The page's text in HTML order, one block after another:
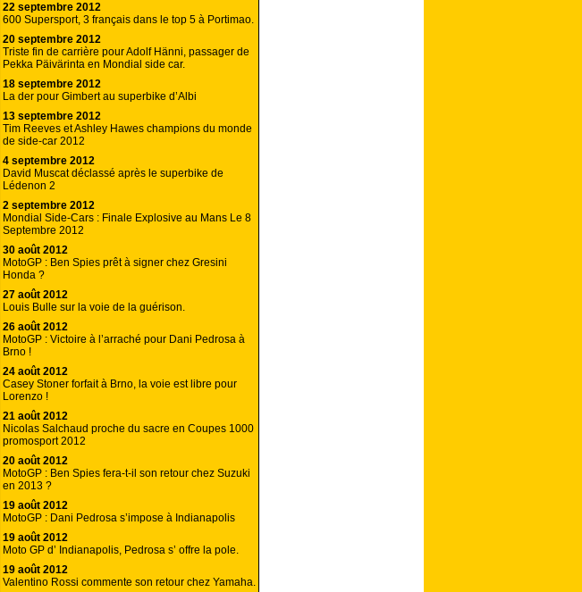
22 septembre 2012
600 Supersport, 3 français dans le top 5 à Portimao.
20 septembre 2012
Triste fin de carrière pour Adolf Hänni, passager de
Pekka Päivärinta en Mondial side car.
18 septembre 2012
La der pour Gimbert au superbike d’Albi
13 septembre 2012
Tim Reeves et Ashley Hawes champions du monde
de side-car 2012
4 septembre 2012
David Muscat déclassé après le superbike de
Lédenon 2
2 septembre 2012
Mondial Side-Cars : Finale Explosive au Mans Le 8
Septembre 2012
30 août 2012
MotoGP : Ben Spies prêt à signer chez Gresini
Honda ?
27 août 2012
Louis Bulle sur la voie de la guérison.
26 août 2012
MotoGP : Victoire à l’arraché pour Dani Pedrosa à
Brno !
24 août 2012
Casey Stoner forfait à Brno, la voie est libre pour
Lorenzo !
21 août 2012
Nicolas Salchaud proche du sacre en Coupes 1000
promosport 2012
20 août 2012
MotoGP : Ben Spies fera-t-il son retour chez Suzuki
en 2013 ?
19 août 2012
MotoGP : Dani Pedrosa s’impose à Indianapolis
19 août 2012
Moto GP d’ Indianapolis, Pedrosa s’ offre la pole.
19 août 2012
Valentino Rossi commente son retour chez Yamaha.